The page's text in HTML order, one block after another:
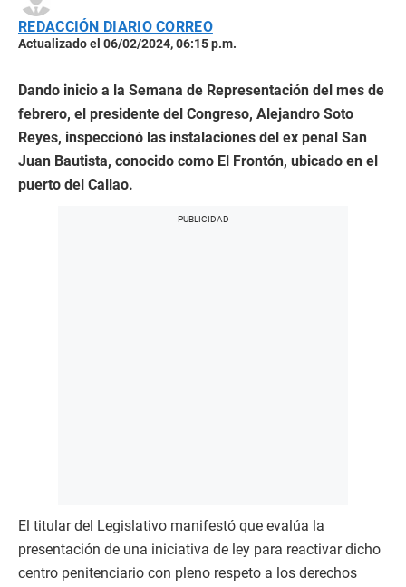
REDACCIÓN DIARIO CORREO
Actualizado el 06/02/2024, 06:15 p.m.
Dando inicio a la Semana de Representación del mes de
febrero, el presidente del Congreso, Alejandro Soto
Reyes, inspeccionó las instalaciones del ex penal San
Juan Bautista, conocido como El Frontón, ubicado en el
puerto del Callao.
El titular del Legislativo manifestó que evalúa la
presentación de una iniciativa de ley para reactivar dicho
centro penitenciario con pleno respeto a los derechos